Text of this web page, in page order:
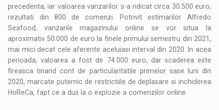
precedenta, iar valoarea vanzarilor s-a ridicat circa 30.500 euro,
rezultati din 800 de comenzi. Potrivit estimarilor Alfredo
Seafood, vanzarile magazinului online se vor situa la
aproximativ 50.000 de euro la finele primului semestru din 2021,
mai mici decat cele aferente aceluiasi interval din 2020. In acea
perioada, valoarea a fost de 74.000 euro, dar scaderea este
fireasca tinand cont de particularitatile primelor sase luni din
2020, marcate puternic de restrictiile de deplasare si inchiderea
HoReCa, fapt ce a dus la o explozie a comenzilor online.